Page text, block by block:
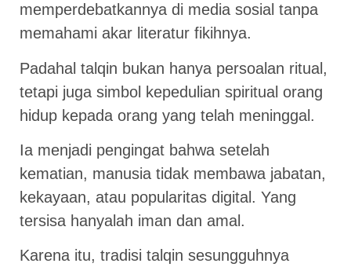
memperdebatkannya di media sosial tanpa
memahami akar literatur fikihnya.
Padahal talqin bukan hanya persoalan ritual,
tetapi juga simbol kepedulian spiritual orang
hidup kepada orang yang telah meninggal.
Ia menjadi pengingat bahwa setelah
kematian, manusia tidak membawa jabatan,
kekayaan, atau popularitas digital. Yang
tersisa hanyalah iman dan amal.
Karena itu, tradisi talqin sesungguhnya